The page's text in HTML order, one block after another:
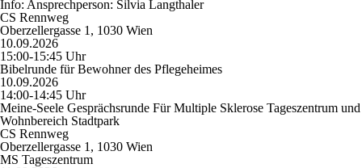
Info: Ansprechperson: Silvia Langthaler
CS Rennweg
Oberzellergasse 1, 1030 Wien
10.09.2026
15:00-15:45 Uhr
Bibelrunde für Bewohner des Pflegeheimes
10.09.2026
14:00-14:45 Uhr
Meine-Seele Gesprächsrunde Für Multiple Sklerose Tageszentrum und
Wohnbereich Stadtpark
CS Rennweg
Oberzellergasse 1, 1030 Wien
MS Tageszentrum